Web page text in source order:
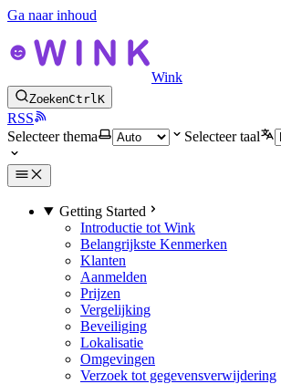
Ga naar inhoud
Wink
ZoekenCtrlK
RSS
Selecteer thema
Selecteer taal
Getting Started
Introductie tot Wink
Belangrijkste Kenmerken
Klanten
Aanmelden
Prijzen
Vergelijking
Beveiliging
Lokalisatie
Omgevingen
Verzoek tot gegevensverwijdering